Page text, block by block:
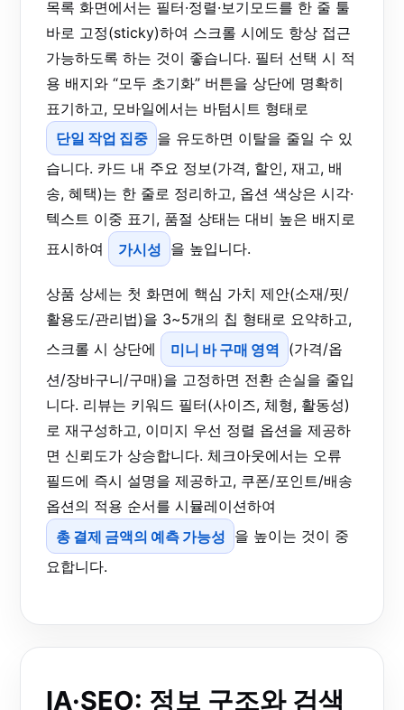
목록 화면에서는 필터·정렬·보기모드를 한 줄 툴
바로 고정(sticky)하여 스크롤 시에도 항상 접근
가능하도록 하는 것이 좋습니다. 필터 선택 시 적
용 배지와 “모두 초기화” 버튼을 상단에 명확히
표기하고, 모바일에서는 바텀시트 형태로
단일 작업 집중 을 유도하면 이탈을 줄일 수 있
습니다. 카드 내 주요 정보(가격, 할인, 재고, 배
송, 혜택)는 한 줄로 정리하고, 옵션 색상은 시각·
텍스트 이중 표기, 품절 상태는 대비 높은 배지로
표시하여
가시성 을 높입니다.
상품 상세는 첫 화면에 핵심 가치 제안(소재/핏/
활용도/관리법)을 3~5개의 칩 형태로 요약하고,
스크롤 시 상단에
미니 바 구매 영역 (가격/옵
션/장바구니/구매)을 고정하면 전환 손실을 줄입
니다. 리뷰는 키워드 필터(사이즈, 체형, 활동성)
로 재구성하고, 이미지 우선 정렬 옵션을 제공하
면 신뢰도가 상승합니다. 체크아웃에서는 오류
필드에 즉시 설명을 제공하고, 쿠폰/포인트/배송
옵션의 적용 순서를 시뮬레이션하여
총 결제 금액의 예측 가능성 을 높이는 것이 중
요합니다.
IA·SEO: 정보 구조와 검색